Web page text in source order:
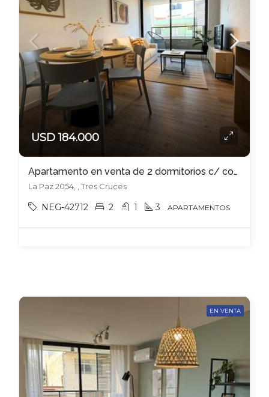
USD 184.000
Apartamento en venta de 2 dormitorios c/ cochera en Tres Cruces
La Paz 2054, , Tres Cruces
NEG-42712 2 1 3 APARTAMENTOS
EN VENTA